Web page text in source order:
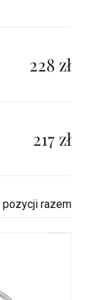
228 zł
217 zł
pozycji razem